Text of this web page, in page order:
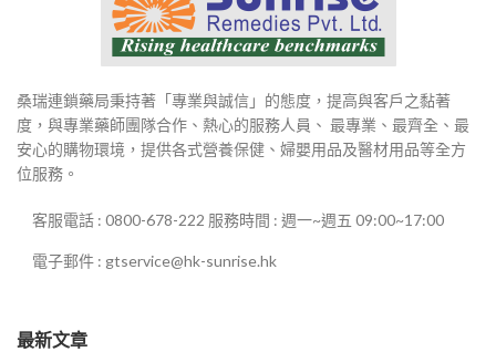
桑瑞連鎖藥局秉持著「專業與誠信」的態度，提高與客戶之黏著
度，與專業藥師團隊合作、熱心的服務人員、 最專業、最齊全、最
安心的購物環境，提供各式營養保健、婦嬰用品及醫材用品等全方
位服務。
客服電話 : 0800-678-222 服務時間 : 週一~週五 09:00~17:00
電子郵件 : gtservice@hk-sunrise.hk
最新文章